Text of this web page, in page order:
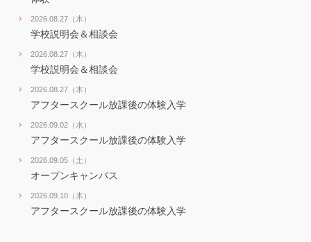
2026.08.27（木）
学校説明会＆相談会
2026.08.27（木）
学校説明会＆相談会
2026.08.27（木）
アフタースクール放課後の体験入学
2026.09.02（水）
アフタースクール放課後の体験入学
2026.09.05（土）
オープンキャンパス
2026.09.10（木）
アフタースクール放課後の体験入学